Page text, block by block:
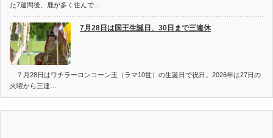
た7週間後、鹿が多く住んで…
7月28日は国王生誕日、30日まで三連休
７月28日はワチラーロンコーン王（ラマ10世）の生誕日で祝日。2026年は27日の
火曜から三連…